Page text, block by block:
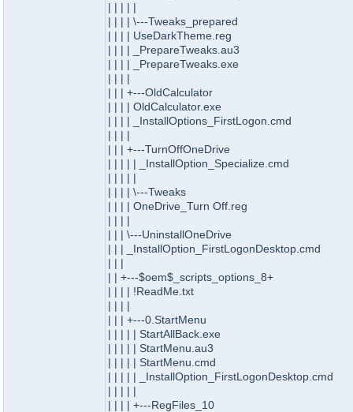
| | | | |
| | | | \---Tweaks_prepared
| | | | UseDarkTheme.reg
| | | | _PrepareTweaks.au3
| | | | _PrepareTweaks.exe
| | | |
| | | +---OldCalculator
| | | | OldCalculator.exe
| | | | _InstallOptions_FirstLogon.cmd
| | | |
| | | +---TurnOffOneDrive
| | | | | _InstallOption_Specialize.cmd
| | | | |
| | | | \---Tweaks
| | | | OneDrive_Turn Off.reg
| | | |
| | | \---UninstallOneDrive
| | | _InstallOption_FirstLogonDesktop.cmd
| | |
| | +---$oem$_scripts_options_8+
| | | | !ReadMe.txt
| | | |
| | | +---0.StartMenu
| | | | | StartAllBack.exe
| | | | | StartMenu.au3
| | | | | StartMenu.cmd
| | | | | _InstallOption_FirstLogonDesktop.cmd
| | | | |
| | | | +---RegFiles_10